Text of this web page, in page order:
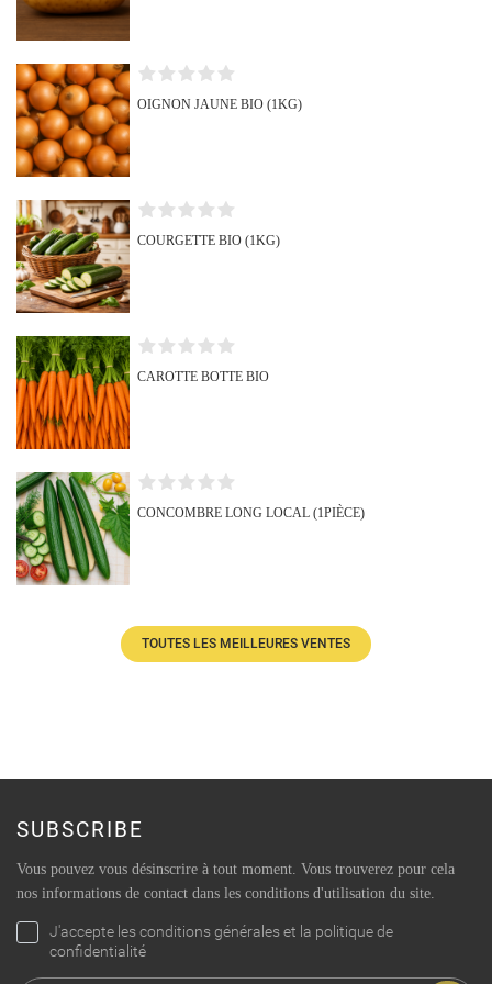
OIGNON JAUNE BIO (1KG)
COURGETTE BIO (1KG)
CAROTTE BOTTE BIO
CONCOMBRE LONG LOCAL (1PIÈCE)
TOUTES LES MEILLEURES VENTES
SUBSCRIBE
Vous pouvez vous désinscrire à tout moment. Vous trouverez pour cela
nos informations de contact dans les conditions d'utilisation du site.
J'accepte les conditions générales et la politique de
confidentialité